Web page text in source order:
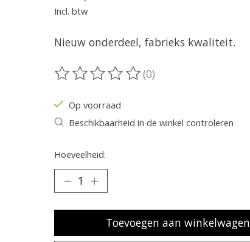
Incl. btw
Nieuw onderdeel, fabrieks kwaliteit.
De beoordeling van dit product is
(0)
Op voorraad
Beschikbaarheid in de winkel controleren
Hoeveelheid:
Toevoegen aan winkelwagen